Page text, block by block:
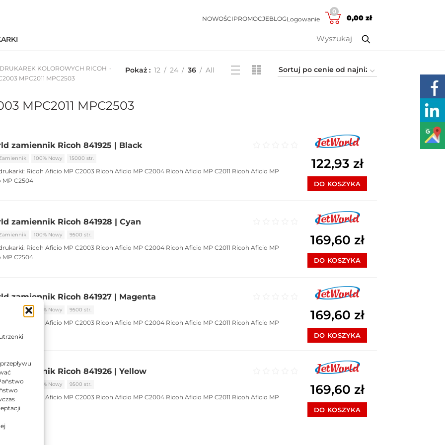
NOWOŚCIPROMOCJEBLOGLogowanie
0
0,00 zł
KOLOROWYCH RICOH
MPC2011 MPC2503
Pokaż 12 24 36 All
MPC2011 MPC2503
zamiennik Ricoh 841925 | Black
100% Nowy 15000 str.
Ricoh Aficio MP C2003 Ricoh Aficio MP C2004 Ricoh Aficio MP C2011 Ricoh Aficio MP
MP C2504
122,93 zł
DO KOSZYKA
zamiennik Ricoh 841928 | Cyan
100% Nowy 9500 str.
Ricoh Aficio MP C2003 Ricoh Aficio MP C2004 Ricoh Aficio MP C2011 Ricoh Aficio MP
MP C2504
169,60 zł
DO KOSZYKA
zamiennik Ricoh 841927 | Magenta
Zamiennik 100% Nowy 9500 str.
Ricoh Aficio MP C2003 Ricoh Aficio MP C2004 Ricoh Aficio MP C2011 Ricoh Aficio MP
169,60 zł
DO KOSZYKA
zamiennik Ricoh 841926 | Yellow
100% Nowy 9500 str.
Ricoh Aficio MP C2003 Ricoh Aficio MP C2004 Ricoh Aficio MP C2011 Ricoh Aficio MP
C2504
169,60 zł
DO KOSZYKA